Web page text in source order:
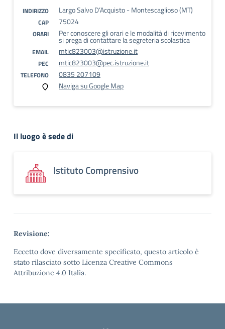
INDIRIZZO Largo Salvo D’Acquisto - Montescaglioso (MT)
CAP 75024
ORARI Per conoscere gli orari e le modalità di ricevimento
si prega di contattare la segreteria scolastica
EMAIL mtic823003@istruzione.it
PEC mtic823003@pec.istruzione.it
TELEFONO
0835 207109
Naviga su Google Map
Il luogo è sede di
Istituto Comprensivo
Revisione:
Eccetto dove diversamente specificato, questo articolo è
stato rilasciato sotto Licenza Creative Commons
Attribuzione 4.0 Italia.